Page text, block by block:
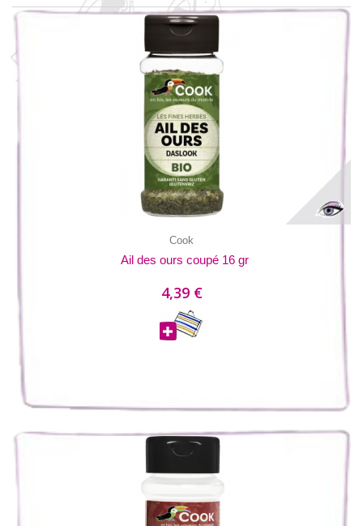
Cook
Ail des ours coupé 16 gr
4,39 €